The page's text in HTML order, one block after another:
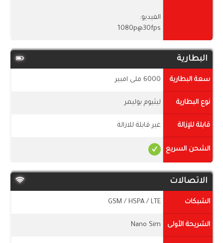
الفيديو:
1080p@30fps
البطارية
سعة البطارية 6000 ملى امبير
نوع البطارية ليثيوم بوليمر
قابلة للإزالة غير قابلة للازالة
الشحن السريع
الاتصالات
الشبكات GSM / HSPA / LTE
الشريحة الأولى Nano Sim